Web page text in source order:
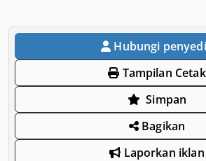
Hubungi
Tampilan Cetak
Simpan
Bagikan
Laporkan iklan